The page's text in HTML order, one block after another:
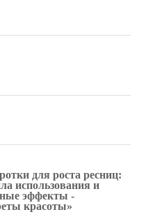
для роста ресниц:
использования и
эффекты -
красоты»